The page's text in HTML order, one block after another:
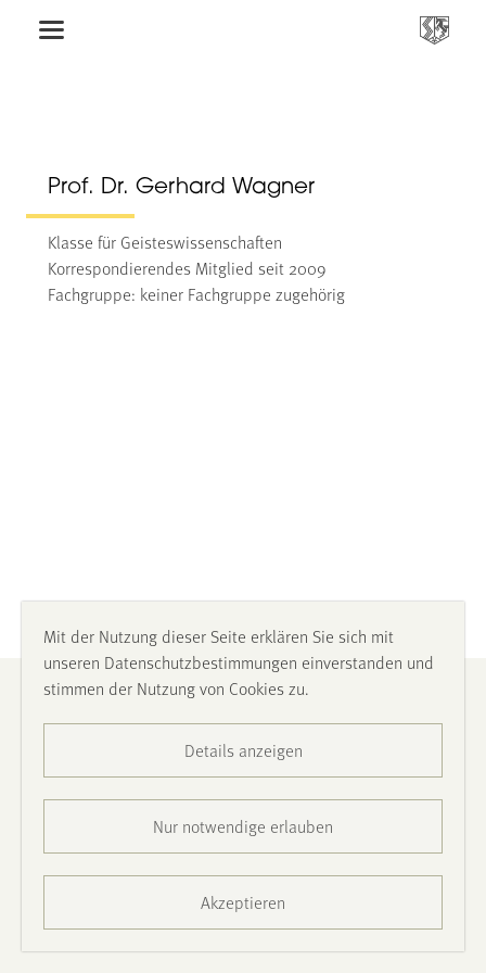
Prof. Dr. Gerhard Wagner
Klasse für Geisteswissenschaften
Korrespondierendes Mitglied seit 2009
Fachgruppe: keiner Fachgruppe zugehörig
Impressum
Presse
Mit der Nutzung dieser Seite erklären Sie sich mit
unseren Datenschutzbestimmungen einverstanden und
stimmen der Nutzung von Cookies zu.
Details anzeigen
Nur notwendige erlauben
Akzeptieren